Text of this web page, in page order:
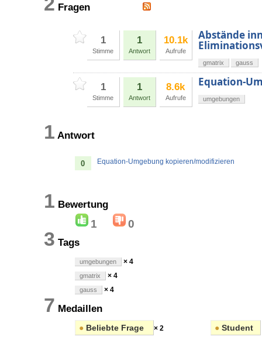
Fragen
1
Stimme
1
Antwort
10.1k
Aufrufe
Abstände
gmatrix gauss
1
Stimme
1
Antwort
8.6k
Aufrufe
Equation-
umgebungen
1 Antwort
0 Equation-Umgebung kopieren/modifizieren
1 Bewertung
1 0
3 Tags
umgebungen × 4
gmatrix × 4
gauss × 4
7 Medaillen
● Beliebte Frage × 2 ● Student